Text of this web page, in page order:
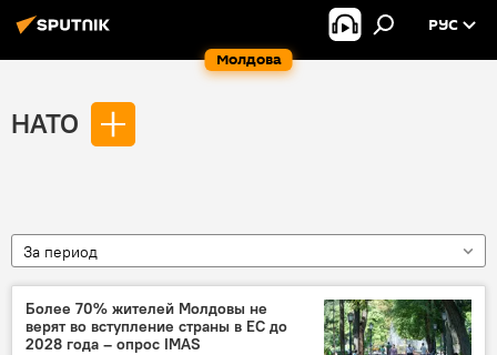
Молдова
РУС
НАТО
За период
Более 70% жителей Молдовы не
верят во вступление страны в ЕС до
2028 года – опрос IMAS